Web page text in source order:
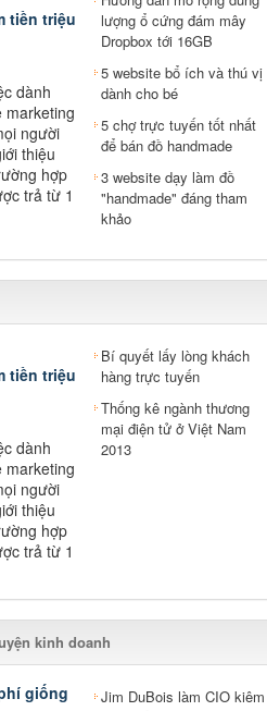
tiền triệu
dành
marketing
người
thiệu
hợp
trả từ 1
lượng ổ cứng đám mây
Dropbox tới 16GB
5 website bổ ích và thú vị
dành cho bé
5 chợ trực tuyến tốt nhất
để bán đồ handmade
3 website dạy làm đồ
"handmade" đáng tham
khảo
tiền triệu
dành
marketing
người
thiệu
hợp
trả từ 1
Bí quyết lấy lòng khách
hàng trực tuyến
Thống kê ngành thương
mại điện tử ở Việt Nam
2013
kinh doanh
giống
Jim DuBois làm CIO kiêm